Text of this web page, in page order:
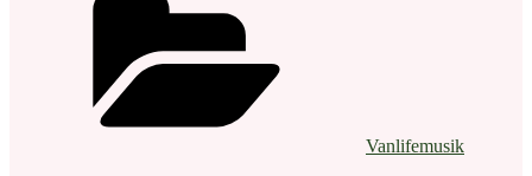
Vanlifemusik